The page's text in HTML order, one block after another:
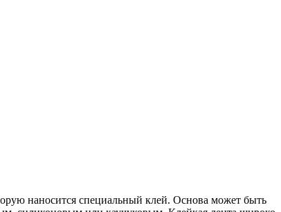
наносится специальный клей. Основа может быть